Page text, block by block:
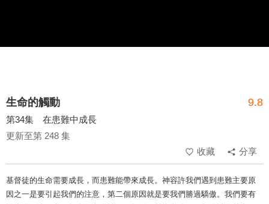
生命的觸動 9.8
第34集 在患難中成長
更新至第 248 集
收藏
分享
基督徒的生命需要成長，而患難能帶來成長。神容許我們遇到患難主要原
因之一是要引起我們的注意，第二個原因就是要我們勝過驕傲。我們要有